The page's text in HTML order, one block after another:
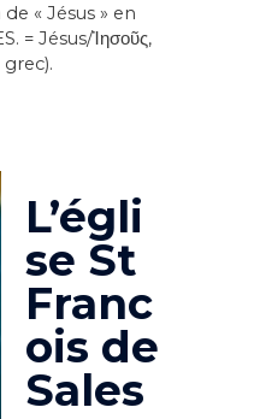
de «Jésus » en
= Jésus/Ἰησοῦς,
L’égli
se St
Franc
ois de
Sales